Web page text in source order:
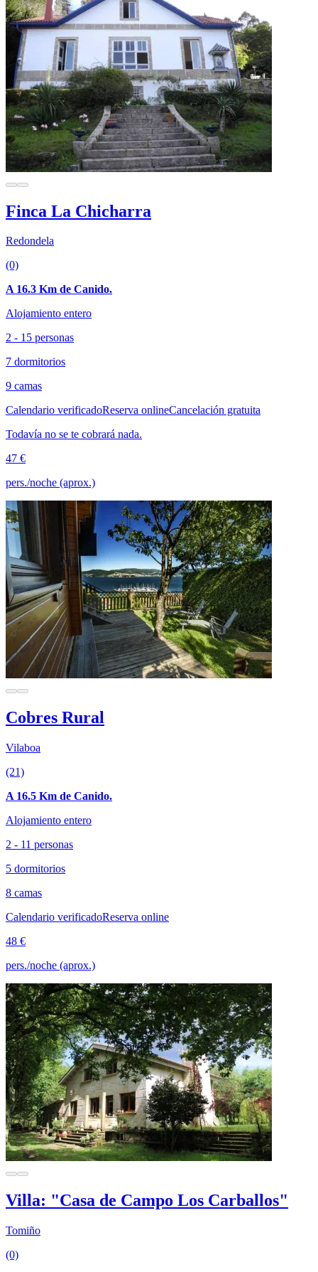
Finca La Chicharra
Redondela
(0)
A 16.3 Km de Canido.
Alojamiento entero
2 - 15 personas
7 dormitorios
9 camas
Calendario verificadoReserva onlineCancelación gratuita
Todavía no se te cobrará nada.
47 €
pers./noche (aprox.)
Cobres Rural
Vilaboa
(21)
A 16.5 Km de Canido.
Alojamiento entero
2 - 11 personas
5 dormitorios
8 camas
Calendario verificadoReserva online
48 €
pers./noche (aprox.)
Villa: "Casa de Campo Los Carballos"
Tomiño
(0)